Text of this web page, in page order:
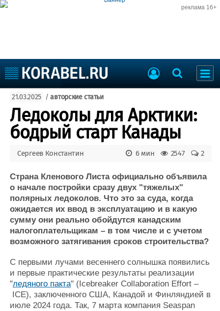
реклама 16+
Судоходство
Судоремонт
События
Пресс-релизы
Порты
Рыболовство
ВМФ
Образование
Еще
Судостроение
Пульс
Новости
Компании
Репутация
Крюинг
Журнал
Реклама
Торговая площадка
Доска объявлений
Продажа флота
Оборудование
Изделия
Услуги
21.03.2025 /авторские статьи
Ледоколы для Арктики:
бодрый старт Канады
Сергеев Константин 2
2547
6 мин
Страна Кленового Листа официально объявила
о начале постройки сразу двух "тяжелых"
полярных ледоколов. Что это за суда, когда
ожидается их ввод в эксплуатацию и в какую
сумму они реально обойдутся канадским
налогоплательщикам – в том числе и с учетом
возможного затягивания сроков строительства?
С первыми лучами весеннего солнышка появились
и первые практические результаты реализации
"ледяного пакта" (Icebreaker Collaboration Effort –
ICE), заключенного США, Канадой и Финляндией в
июле 2024 года. Так, 7 марта компания Seaspan